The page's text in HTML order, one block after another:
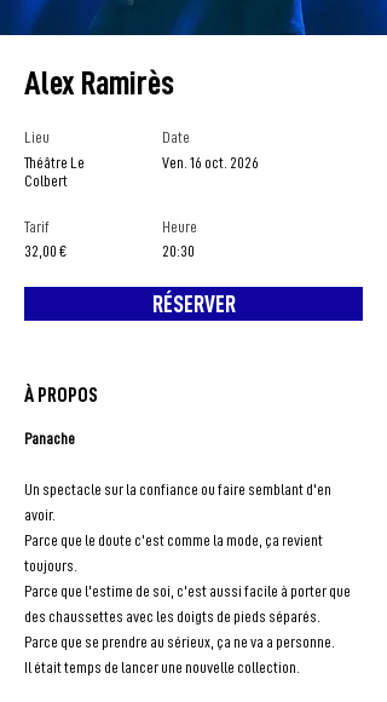
À PROPOS
Panache
Un spectacle sur la confiance ou faire semblant d'en
avoir.
Parce que le doute c'est comme la mode, ça revient
toujours.
Parce que l'estime de soi, c'est aussi facile à porter que
des chaussettes avec les doigts de pieds séparés.
Parce que se prendre au sérieux, ça ne va a personne.
Il était temps de lancer une nouvelle collection.
Alex Ramirès
Lieu
Théâtre Le
Colbert
Date
Ven. 16 oct. 2026
Tarif
Heure
20:30
32,00 €
RÉSERVER